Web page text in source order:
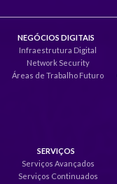
NEGÓCIOS DIGITAIS
Infraestrutura Digital
Network Security
Áreas de Trabalho Futuro
SERVIÇOS
Serviços Avançados
Serviços Continuados